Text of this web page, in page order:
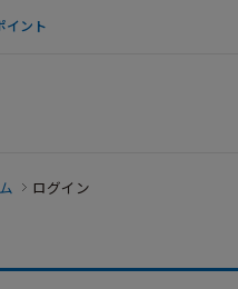
イント
ログイン